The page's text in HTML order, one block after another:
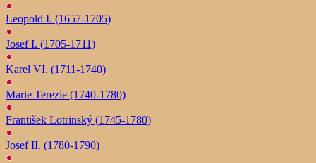
Leopold I. (1657-1705)
Josef I. (1705-1711)
Karel VI. (1711-1740)
Marie Terezie (1740-1780)
František Lotrinský (1745-1780)
Josef II. (1780-1790)